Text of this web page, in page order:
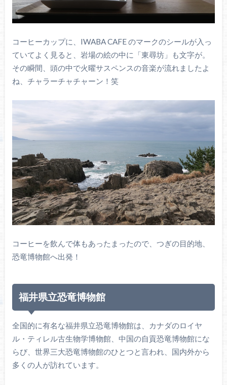
コーヒーカップに、IWABA CAFE のマークのシールが入っ
ていてよく見ると、岩場の絵の中に「東尋坊」も文字が。
その瞬間、頭の中で火曜サスペンスの音楽が流れましたよ
ね、チャラーチャチャーン！笑
コーヒーを飲んで体もあったまったので、つぎの目的地、
恐竜博物館へ出発！
福井県立恐竜博物館
全国的に有名な福井県立恐竜博物館は、カナダのロイヤ
ル・ティレル古生物学博物館、中国の自貢恐竜博物館にな
らび、世界三大恐竜博物館のひとつと言われ、国内外から
多くの人が訪れています。